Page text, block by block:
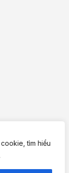
tìm hiểu
nội bộ tham khảo;